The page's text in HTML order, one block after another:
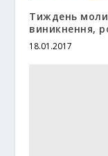
Тиждень
виникнення,
18.01.2017